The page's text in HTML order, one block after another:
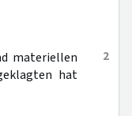
2
materiellen
hat